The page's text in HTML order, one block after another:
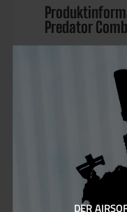
Predator
DieInvader Gear
entwickelt, um
Mobilität,
bieten – weit
Einsatz- oder
Invader Gear,
hervorragendes
taktischen
Design mit
langlebigen
DER